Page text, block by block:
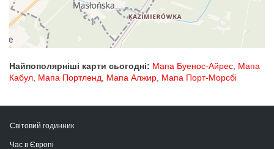
Найпополярніші карти сьогодні: Мапа Буенос-Айрес, Мапа
Кабул, Мапа Портленд, Мапа Алжир, Мапа Порт-Морсбі
Світовий годинник
Час в Європі